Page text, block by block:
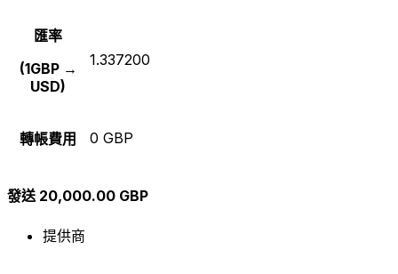
匯率
(1GBP →
USD)
1.337200
轉帳費用 0 GBP
發送 20,000.00 GBP
提供商